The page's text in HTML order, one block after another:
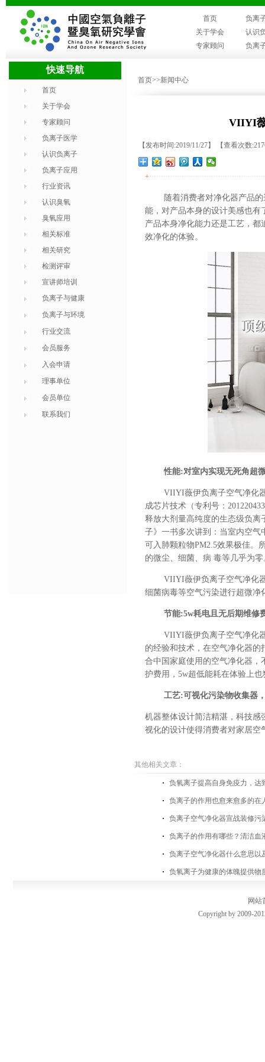
首页
负离
关于学会
认识
专家顾问
负离
快速导航
首页
关于学会
专家顾问
负离子医学
认识负离子
负离子应用
行业资讯
认识臭氧
臭氧应用
相关标准
相关研究
检测评审
宣讲师培训
负离子与健康
负离子与环境
行业交流
会员服务
入会申请
理事单位
会员单位
联系我们
首页>>新闻中心
VIIYI
【发布时间:2019/11/27】 【查看次数
+
随着消费者对净化器产品
能，对产品本身的设计美感也有
产品本身净化能力还是工艺，
效净化的体验。
性能:对室内实现无死角超
VIIYI薇伊负离子空气净化
成芯片技术（专利号：
释放大剂量高纯度的生态级负离
子》一书多次讲到：当室内空气
可入肺颗粒物PM2.5效果极佳。
的微尘、细菌、病 毒等几乎为零
VIIYI薇伊负离子空气净化
细菌病毒等空气污染进行超微净
节能:5w耗电且无后期维修
VIIYI薇伊负离子空气净化
的经验和技术，在空气净化器
合中国家庭使用的空气净化器，
护费用，5w超低能耗在体验上
工艺:可视化污染物收集器
机器整体设计简洁精湛，科技感
视化的设计使得消费者对家居空
其他相关文章：
负氧离子提高自身免疫力，达
负离子的作用也愈来愈多的在
负离子空气净化器宣战装修污
负离子的作用有哪些？清洁血
负离子空气净化器什么意思以
负氧离子为健康的体魄提供物
网站
Copyright by 2009-